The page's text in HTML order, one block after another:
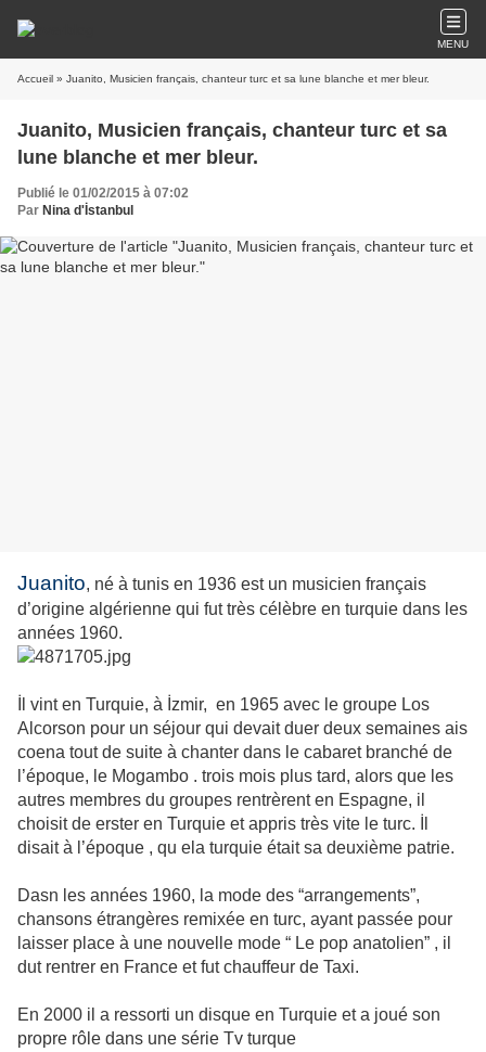
MENU
Accueil » Juanito, Musicien français, chanteur turc et sa lune blanche et mer bleur.
Juanito, Musicien français, chanteur turc et sa
lune blanche et mer bleur.
Publié le 01/02/2015 à 07:02
Par Nina d'İstanbul
Juanito, né à tunis en 1936 est un musicien français
d’origine algérienne qui fut très célèbre en turquie dans les
années 1960.
İl vint en Turquie, à İzmir, en 1965 avec le groupe Los
Alcorson pour un séjour qui devait duer deux semaines ais
coena tout de suite à chanter dans le cabaret branché de
l’époque, le Mogambo . trois mois plus tard, alors que les
autres membres du groupes rentrèrent en Espagne, il
choisit de erster en Turquie et appris très vite le turc. İl
disait à l’époque , qu ela turquie était sa deuxième patrie.
Dasn les années 1960, la mode des “arrangements”,
chansons étrangères remixée en turc, ayant passée pour
laisser place à une nouvelle mode “ Le pop anatolien” , il
dut rentrer en France et fut chauffeur de Taxi.
En 2000 il a ressorti un disque en Turquie et a joué son
propre rôle dans une série Tv turque